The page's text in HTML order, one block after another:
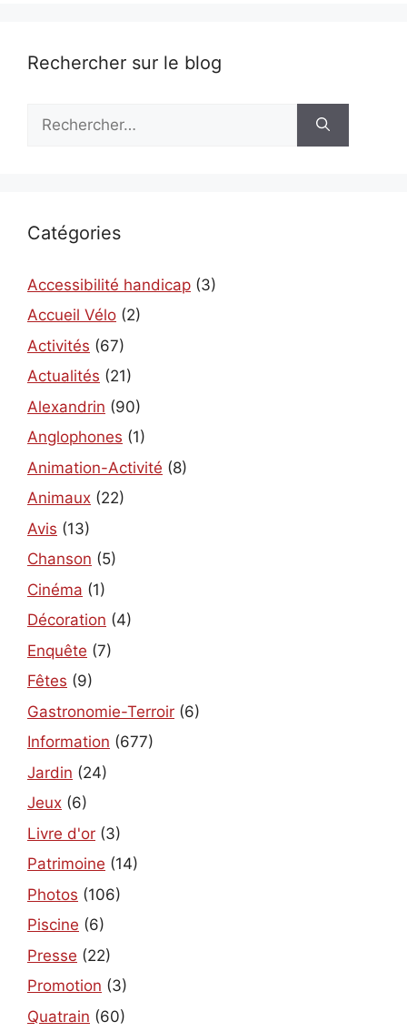
Rechercher sur le blog
Catégories
Accessibilité handicap (3)
Accueil Vélo (2)
Activités (67)
Actualités (21)
Alexandrin (90)
Anglophones (1)
Animation-Activité (8)
Animaux (22)
Avis (13)
Chanson (5)
Cinéma (1)
Décoration (4)
Enquête (7)
Fêtes (9)
Gastronomie-Terroir (6)
Information (677)
Jardin (24)
Jeux (6)
Livre d'or (3)
Patrimoine (14)
Photos (106)
Piscine (6)
Presse (22)
Promotion (3)
Quatrain (60)